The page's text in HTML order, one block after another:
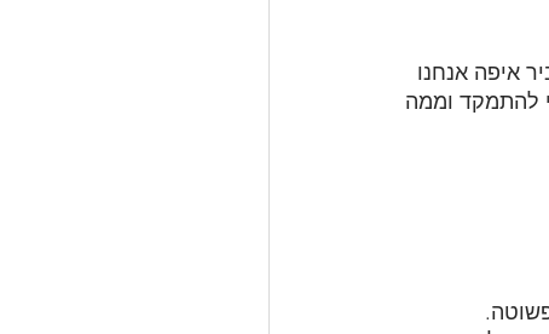
איפה אנחנו
להתמקד וממה